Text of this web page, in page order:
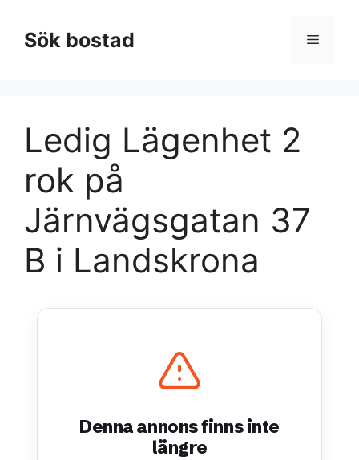
innehållSök bostad Meny
Ledig Lägenhet 2
rok på
Järnvägsgatan 37
B i Landskrona
Denna annons finns inte
längre